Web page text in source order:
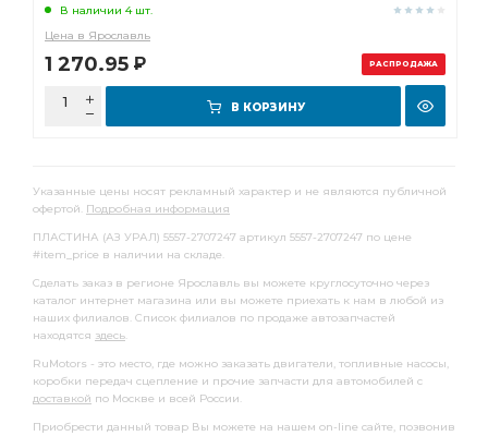
РАСПРОДАЖА
В наличии 4 шт.
Цена в Ярославль
1 270.95 Р
В КОРЗИНУ
Указанные цены носят рекламный характер и не являются публичной
офертой. Подробная информация
ПЛАСТИНА (АЗ УРАЛ) 5557-2707247 артикул 5557-2707247 по цене
#item_price в наличии на складе.
Сделать заказ в регионе Ярославль вы можете круглосуточно через
каталог интернет магазина или вы можете приехать к нам в любой из
наших филиалов. Список филиалов по продаже автозапчастей
находятся здесь.
RuMotors - это место, где можно заказать двигатели, топливные насосы,
коробки передач сцепление и прочие запчасти для автомобилей с
доставкой по Москве и всей России.
Приобрести данный товар Вы можете на нашем on-line сайте, позвонив